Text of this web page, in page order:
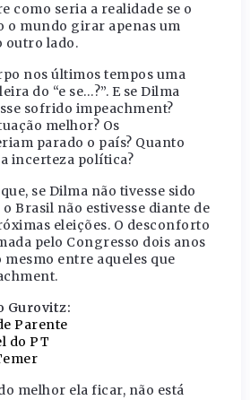
como seria a realidade se o
o mundo girar apenas um
outro lado.
nos últimos tempos uma
do “e se…?”. E se Dilma
sofrido impeachment?
melhor? Os
parado o país? Quanto
incerteza política?
se Dilma não tivesse sido
Brasil não estivesse diante de
eleições. O desconforto
pelo Congresso dois anos
entre aqueles que
Gurovitz:
Parente
do PT
melhor ela ficar, não está